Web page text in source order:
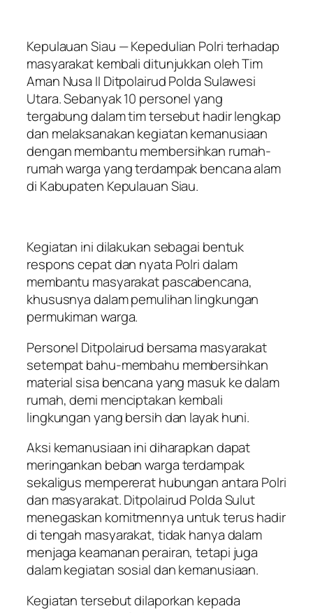
Kepulauan Siau — Kepedulian Polri terhadap
masyarakat kembali ditunjukkan oleh Tim
Aman Nusa II Ditpolairud Polda Sulawesi
Utara. Sebanyak 10 personel yang
tergabung dalam tim tersebut hadir lengkap
dan melaksanakan kegiatan kemanusiaan
dengan membantu membersihkan rumah-
rumah warga yang terdampak bencana alam
di Kabupaten Kepulauan Siau.
Kegiatan ini dilakukan sebagai bentuk
respons cepat dan nyata Polri dalam
membantu masyarakat pascabencana,
khususnya dalam pemulihan lingkungan
permukiman warga.
Personel Ditpolairud bersama masyarakat
setempat bahu-membahu membersihkan
material sisa bencana yang masuk ke dalam
rumah, demi menciptakan kembali
lingkungan yang bersih dan layak huni.
Aksi kemanusiaan ini diharapkan dapat
meringankan beban warga terdampak
sekaligus mempererat hubungan antara Polri
dan masyarakat. Ditpolairud Polda Sulut
menegaskan komitmennya untuk terus hadir
di tengah masyarakat, tidak hanya dalam
menjaga keamanan perairan, tetapi juga
dalam kegiatan sosial dan kemanusiaan.
Kegiatan tersebut dilaporkan kepada